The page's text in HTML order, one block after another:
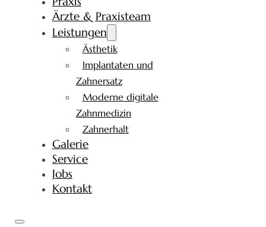
Ärzte & Praxisteam
Leistungen
Ästhetik
Implantaten und
Zahnersatz
Moderne digitale
Zahnmedizin
Zahnerhalt
Galerie
Service
Jobs
Kontakt